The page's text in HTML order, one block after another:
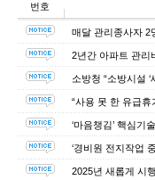
번호
매달 관리종사자 2
2년간 아파트 관리
소방청 “소방시설
“사용 못 한 유급
‘마음챙김’ 핵심기
‘경비원 전지작업
2025년 새롭게 시